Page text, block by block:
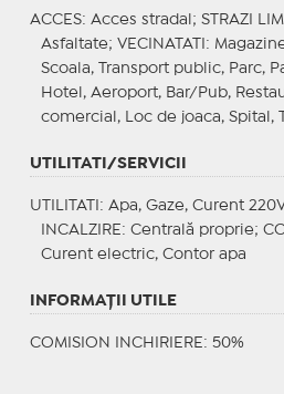
ACCES: Acces stradal; STRAZI
Asfaltate; VECINATATI :
Scoala, Transport public, Parc,
Hotel, Aeroport, Bar/Pub,
comercial, Loc de joaca, Spital,
UTILITATI/SERVICII
UTILITATI : Apa, Gaze, Curent
INCALZIRE : Centrală proprie;
Curent electric, Contor apa
INFORMAŢII UTILE
COMISION INCHIRIERE: 50%